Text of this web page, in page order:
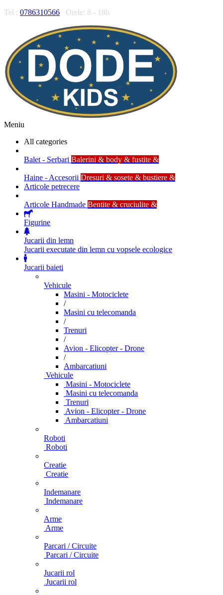
Tel : 0786310566 Orele: 8 - 18h
Meniu
All categories
Balet - Serbari Balerini & body & fustite &
Haine - Accesorii Dresuri & sosete & bustiere &
Articole petrecere
Articole Handmade Bentite & cruciulite &
Figurine
Jucarii din lemn
Jucarii executate din lemn cu vopsele ecologice
Jucarii baieti
Vehicule
Masini - Motociclete
/
Masini cu telecomanda
/
Trenuri
/
Avion - Elicopter - Drone
/
Ambarcatiuni
Vehicule
Masini - Motociclete
Masini cu telecomanda
Trenuri
Avion - Elicopter - Drone
Ambarcatiuni
Roboti
Roboti
Creatie
Creatie
Indemanare
Indemanare
Arme
Arme
Parcari / Circuite
Parcari / Circuite
Jucarii rol
Jucarii rol